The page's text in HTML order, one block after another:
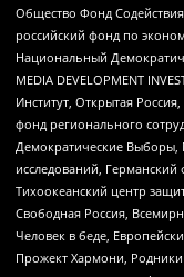
Общество Фонд
российский фонд по
Национальный
MEDIA DEVELOPMENT
Институт, Открытая
фонд регионального
Демократические Выборы,
исследований,
Тихоокеанский центр
Свободная Россия,
Человек в беде,
Прожект Хармони,